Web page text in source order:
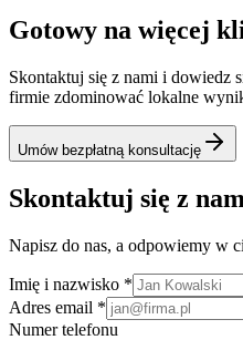
Gotowy na więcej
Skontaktuj się z nami i dowiedz
firmie zdominować lokalne
Umów bezpłatną konsultację
Skontaktuj się z
Napisz do nas, a odpowiemy w
Imię i nazwisko *
Adres email *
Numer telefonu